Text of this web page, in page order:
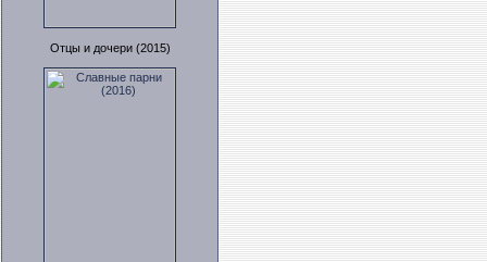
Отцы и дочери (2015)